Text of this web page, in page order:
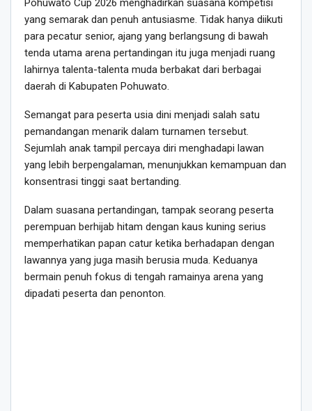
Pohuwato Cup 2026 menghadirkan suasana kompetisi
yang semarak dan penuh antusiasme. Tidak hanya diikuti
para pecatur senior, ajang yang berlangsung di bawah
tenda utama arena pertandingan itu juga menjadi ruang
lahirnya talenta-talenta muda berbakat dari berbagai
daerah di Kabupaten Pohuwato.
Semangat para peserta usia dini menjadi salah satu
pemandangan menarik dalam turnamen tersebut.
Sejumlah anak tampil percaya diri menghadapi lawan
yang lebih berpengalaman, menunjukkan kemampuan dan
konsentrasi tinggi saat bertanding.
Dalam suasana pertandingan, tampak seorang peserta
perempuan berhijab hitam dengan kaus kuning serius
memperhatikan papan catur ketika berhadapan dengan
lawannya yang juga masih berusia muda. Keduanya
bermain penuh fokus di tengah ramainya arena yang
dipadati peserta dan penonton.